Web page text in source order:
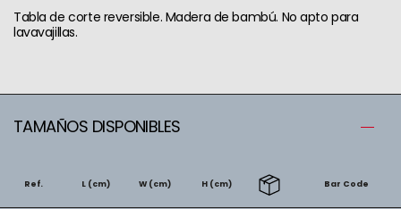
Tabla de corte reversible. Madera de bambú. No apto para
lavavajillas.
TAMAÑOS DISPONIBLES
Ref. L (cm) W (cm) H (cm) Bar Code